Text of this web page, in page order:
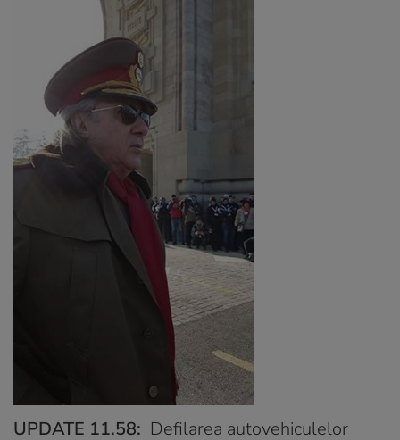
UPDATE 11.58: Defilarea autovehiculelor